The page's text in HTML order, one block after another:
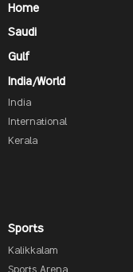
Home
Saudi
Gulf
India/World
India
International
Kerala
Sports
Kalikkalam